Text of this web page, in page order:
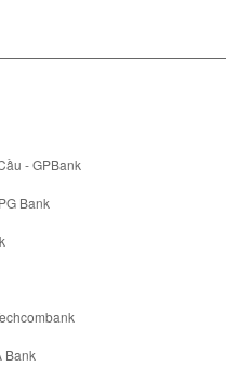
- GPBank
Bank
Bank